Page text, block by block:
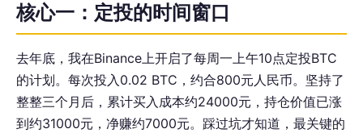
核心一：定投的时间窗口
去年底，我在Binance上开启了每周一上午10点定投BTC
的计划。每次投入0.02 BTC，约合800元人民币。坚持了
整整三个月后，累计买入成本约24000元，持仓价值已涨
到约31000元，净赚约7000元。踩过坑才知道，最关键的